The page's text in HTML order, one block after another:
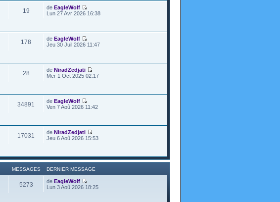
19 deEagleWolf
Lun 27 Avr 2026 16:38
178 deEagleWolf
Jeu 30 Juil 2026 11:47
28 deNiradZedjati
Mer 1 Oct 2025 02:17
34891 deEagleWolf
Ven 7 Aoû 2026 11:42
17031 deNiradZedjati
Jeu 6 Aoû 2026 15:53
MESSAGES DERNIER MESSAGE
5273 deEagleWolf
Lun 3 Aoû 2026 18:25